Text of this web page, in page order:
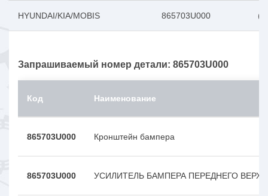
HYUNDAI/KIA/MOBIS 865703U000
Запрашиваемый номер детали: 865703U000
Код Наименование
865703U000 Кронштейн бампера
865703U000 УСИЛИТЕЛЬ БАМПЕРА ПЕРЕДНЕГО